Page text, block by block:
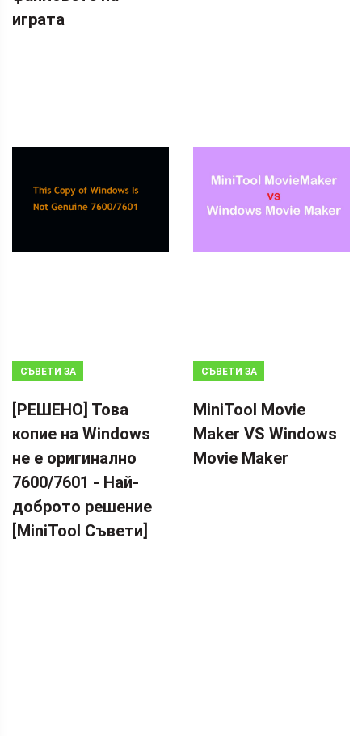
играта
СЪВЕТИ ЗА
[РЕШЕНО] Това
копие на Windows
не е оригинално
7600/7601 - Най-
доброто решение
[MiniTool Съвети]
СЪВЕТИ ЗА
MiniTool Movie
Maker VS Windows
Movie Maker